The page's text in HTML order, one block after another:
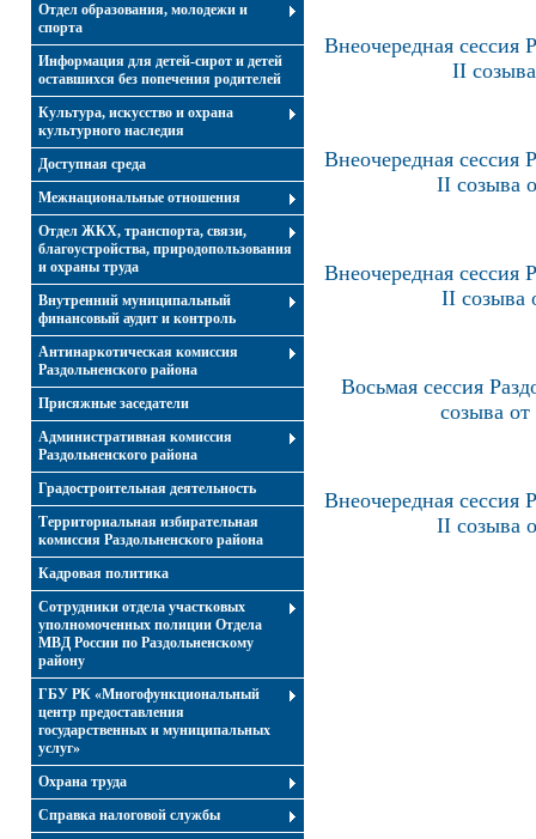
Отдел образования, молодежи и
спорта
Информация для детей-сирот и детей
оставшихся без попечения родителей
Культура, искусство и охрана
культурного наследия
Доступная среда
Межнациональные отношения
Отдел ЖКХ, транспорта, связи,
благоустройства, природопользования
и охраны труда
Внутренний муниципальный
финансовый аудит и контроль
Антинаркотическая комиссия
Раздольненского района
Присяжные заседатели
Административная комиссия
Раздольненского района
Градостроительная деятельность
Территориальная избирательная
комиссия Раздольненского района
Кадровая политика
Сотрудники отдела участковых
уполномоченных полиции Отдела
МВД России по Раздольненскому
району
ГБУ РК «Многофункциональный
центр предоставления
государственных и муниципальных
услуг»
Охрана труда
Справка налоговой службы
Внеочередная сессия
II
Внеочередная сессия
II созыва
Внеочередная сессия
II созыва
Восьмая сессия
созыва
Внеочередная сессия
II созыва